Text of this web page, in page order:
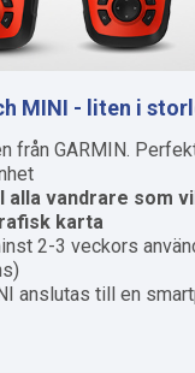
MINI - liten i
från GARMIN.
alla vandrare som
karta.
2-3 veckors
anslutas till en